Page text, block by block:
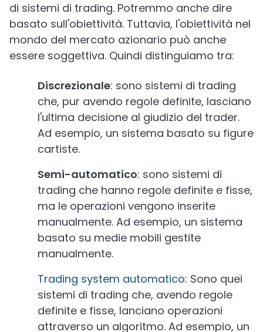
di sistemi di trading. Potremmo anche dire
basato sull'obiettività. Tuttavia, l'obiettività nel
mondo del mercato azionario può anche
essere soggettiva. Quindi distinguiamo tra:
Discrezionale: sono sistemi di trading
che, pur avendo regole definite, lasciano
l'ultima decisione al giudizio del trader.
Ad esempio, un sistema basato su figure
cartiste.
Semi-automatico: sono sistemi di
trading che hanno regole definite e fisse,
ma le operazioni vengono inserite
manualmente. Ad esempio, un sistema
basato su medie mobili gestite
manualmente.
Trading system automatico: Sono quei
sistemi di trading che, avendo regole
definite e fisse, lanciano operazioni
attraverso un algoritmo. Ad esempio, un